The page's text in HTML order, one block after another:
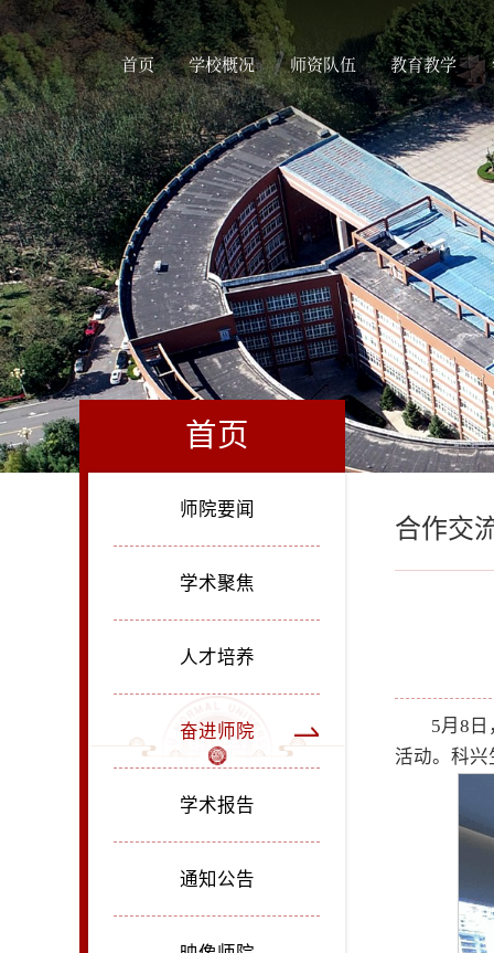
首页 学校概况 师资队伍 教育教学
首页
师院要闻
学术聚焦
人才培养
奋进师院
学术报告
通知公告
合作交
5月8
活动。科兴